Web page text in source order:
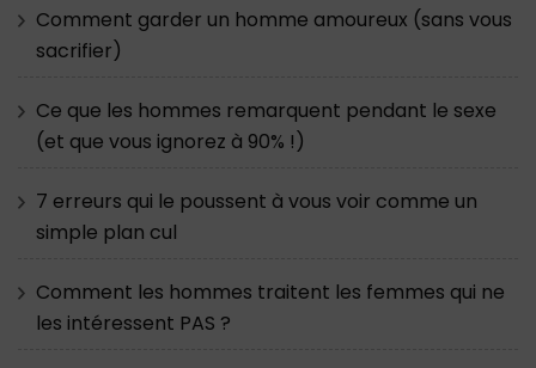
Comment garder un homme amoureux (sans vous
sacrifier)
Ce que les hommes remarquent pendant le sexe
(et que vous ignorez à 90% !)
7 erreurs qui le poussent à vous voir comme un
simple plan cul
Comment les hommes traitent les femmes qui ne
les intéressent PAS ?